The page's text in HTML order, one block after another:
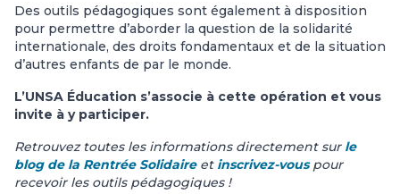
Des outils pédagogiques sont également à disposition
pour permettre d’aborder la question de la solidarité
internationale, des droits fondamentaux et de la situation
d’autres enfants de par le monde.
L’UNSA Éducation s’associe à cette opération et vous
invite à y participer.
Retrouvez toutes les informations directement sur le
blog de la Rentrée Solidaireet inscrivez-vous pour
recevoir les outils pédagogiques !